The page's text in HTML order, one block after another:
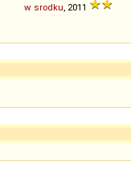
w srodku , 2011